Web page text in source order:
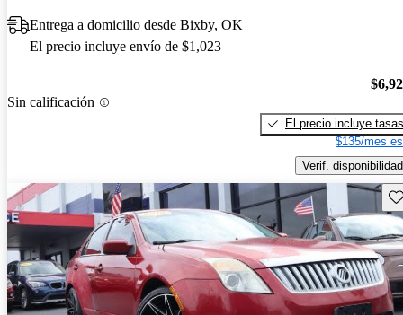
Entrega a domicilio desde Bixby, OK
El precio incluye envío de $1,023
Sin calificación
El precio incluye tasas
$135/mes
Verif. disponibilidad